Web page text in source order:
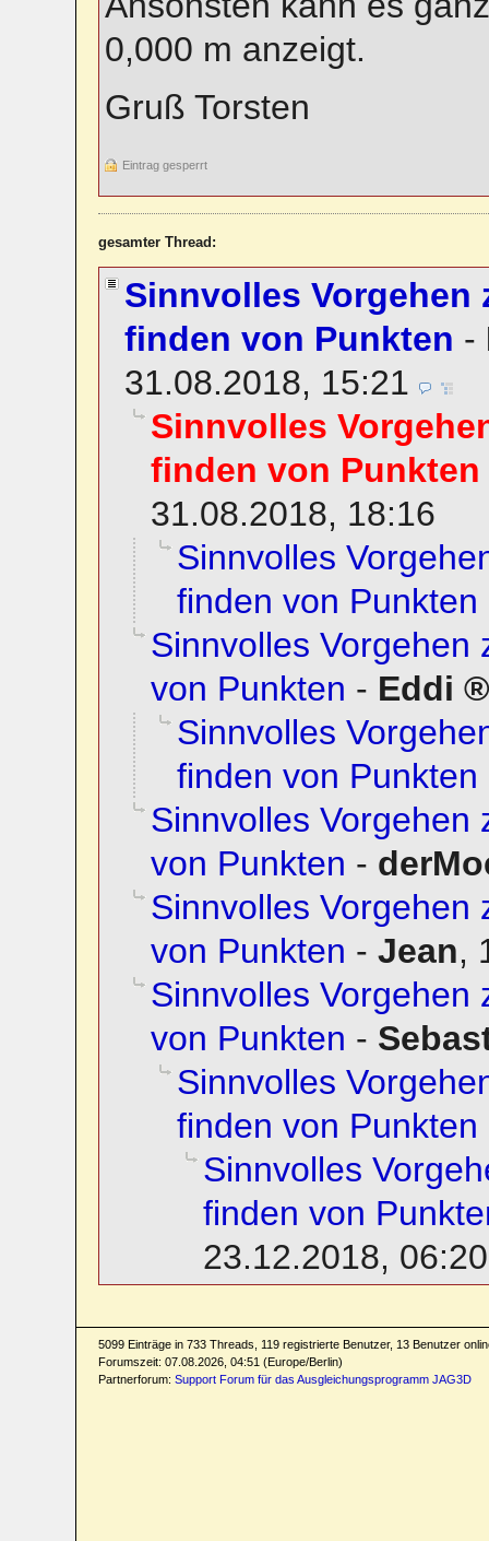
0,000 m anzeigt.
Gruß Torsten
Eintrag gesperrt
gesamter Thread:
Sinnvolles Vorgehen
finden von Punkten -
31.08.2018, 15:21
Sinnvolles
finden von Punkten
31.08.2018, 18:16
Sinnvolles
finden von Punkten
Sinnvolles Vorgehen
von Punkten - Eddi
Sinnvolles
finden von Punkten
Sinnvolles Vorgehen
von Punkten -
Sinnvolles Vorgehen
von Punkten - Jean,
Sinnvolles Vorgehen
von Punkten -
Sinnvolles
finden von Punkten
Sinnvolles
finden von
23.12.2018, 06:20
5099 Einträge in 733 Threads, 119 registrierte Benutzer, 13 Benutzer
Forumszeit: 07.08.2026, 04:51 (Europe/Berlin)
Partnerforum: Support Forum für das Ausgleichungsprogramm JAG3D